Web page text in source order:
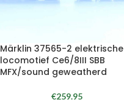
Märklin 37565-2 elektrische
locomotief Ce6/8III SBB
MFX/sound geweatherd
€259.95